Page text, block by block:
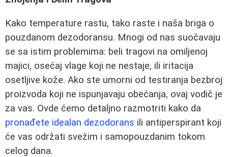
Kako temperature rastu, tako raste i naša briga o
pouzdanom dezodoransu. Mnogi od nas suočavaju
se sa istim problemima: beli tragovi na omiljenoj
majici, osećaj vlage koji ne nestaje, ili iritacija
osetljive kože. Ako ste umorni od testiranja bezbroj
proizvoda koji ne ispunjavaju obećanja, ovaj vodič je
za vas. Ovde ćemo detaljno razmotriti kako da
pronađete idealan dezodorans ili antiperspirant koji
će vas održati svežim i samopouzdanim tokom
celog dana.